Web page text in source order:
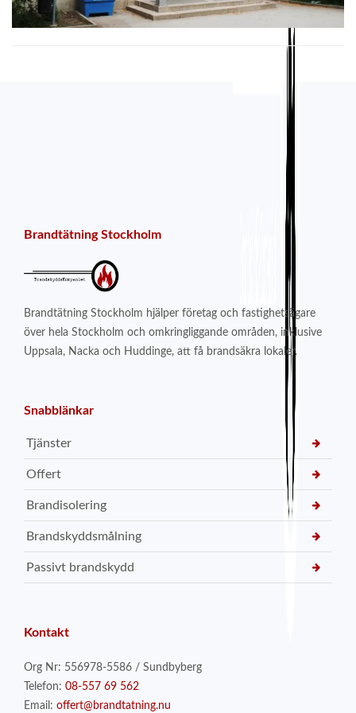
Brandtätning Stockholm
Brandtätning Stockholm hjälper företag och fastighetsägare
över hela Stockholm och omkringliggande områden, inklusive
Uppsala, Nacka och Huddinge, att få brandsäkra lokaler.
Snabblänkar
Tjänster
Offert
Brandisolering
Brandskyddsmålning
Passivt brandskydd
Kontakt
Org Nr: 556978-5586 / Sundbyberg
Telefon: 08-557 69 562
Email: offert@brandtatning.nu